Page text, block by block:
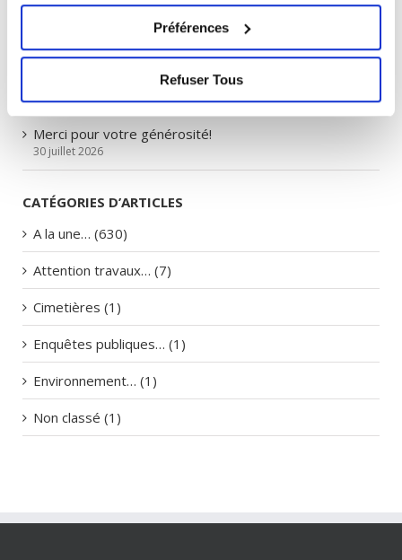
Préférences
Refuser Tous
Forum des associations : faites le plein d’activités pour
Consultation publique : extension du site Airlog II
Merci pour votre générosité!
30 juillet 2026
CATÉGORIES D’ARTICLES
A la une… (630)
Attention travaux… (7)
Cimetières (1)
Enquêtes publiques… (1)
Environnement… (1)
Non classé (1)